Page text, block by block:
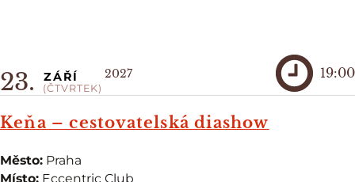
Keňa – cestovatelská diashow
23. ZÁŘÍ
(ČTVRTEK)
2027 19:00
Město: Praha
Místo: Eccentric Club